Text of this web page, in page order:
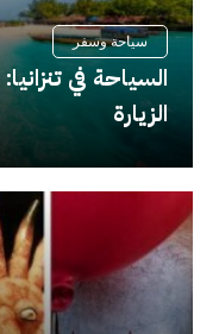
سياحة وسفر
الزيارة